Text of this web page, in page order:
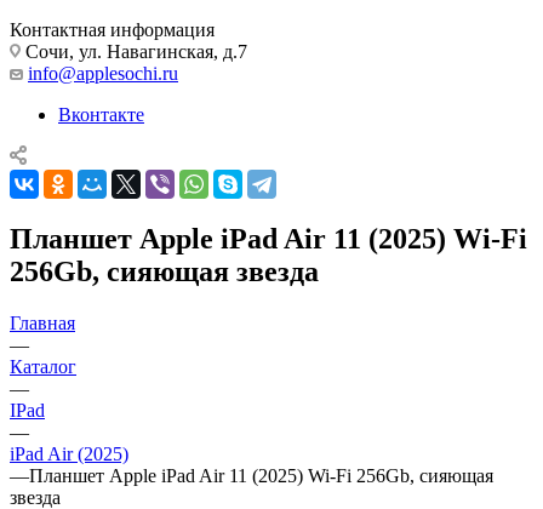
Контактная информация
Сочи, ул. Навагинская, д.7
info@applesochi.ru
Вконтакте
Планшет Apple iPad Air 11 (2025) Wi-Fi
256Gb, сияющая звезда
Главная
—
Каталог
—
IPad
—
iPad Air (2025)
—Планшет Apple iPad Air 11 (2025) Wi-Fi 256Gb, сияющая
звезда